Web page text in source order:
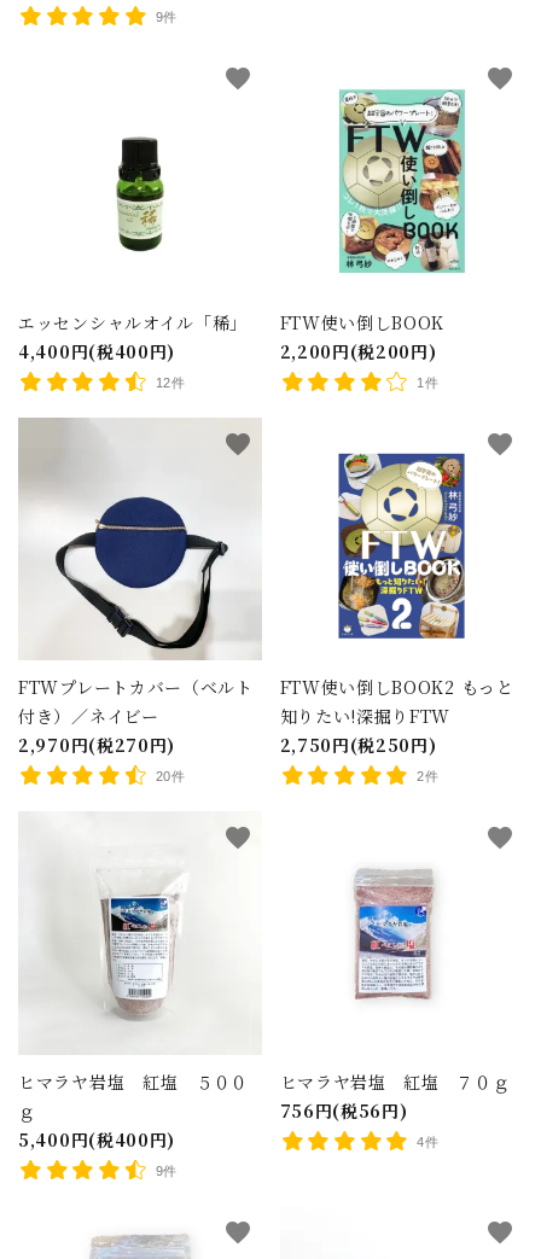
9件
エッセンシャルオイル「稀」
4,400円(税400円)
12件
favorite
FTW使い倒しBOOK
2,200円(税200円)
1件
favorite
FTWプレートカバー（ベルト
付き）／ネイビー
2,970円(税270円)
20件
favorite
FTW使い倒しBOOK2 もっと
知りたい!深掘りFTW
2,750円(税250円)
2件
favorite
ヒマラヤ岩塩 紅塩 ５００
ｇ
5,400円(税400円)
9件
favorite
ヒマラヤ岩塩 紅塩 ７０ｇ
756円(税56円)
4件
favorite
favorite favorite